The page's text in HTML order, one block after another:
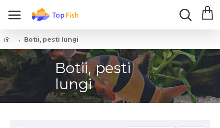
Botii, pesti lungi
Botii, pesti
lungi